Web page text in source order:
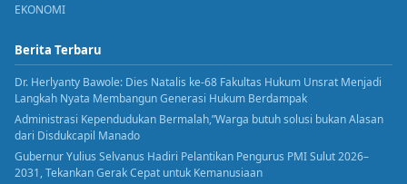
EKONOMI
Berita Terbaru
Dr. Herlyanty Bawole: Dies Natalis ke-68 Fakultas Hukum Unsrat Menjadi
Langkah Nyata Membangun Generasi Hukum Berdampak
Administrasi Kependudukan Bermalah,”Warga butuh solusi bukan Alasan
dari Disdukcapil Manado
Gubernur Yulius Selvanus Hadiri Pelantikan Pengurus PMI Sulut 2026–
2031, Tekankan Gerak Cepat untuk Kemanusiaan